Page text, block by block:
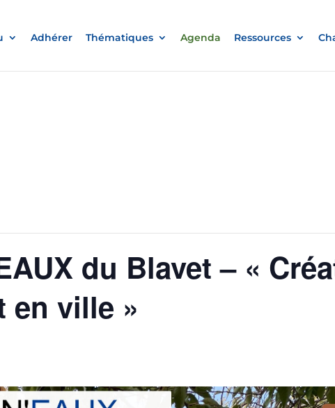
Adhérer Thématiques Agenda Ressources
du Blavet – «
en ville »